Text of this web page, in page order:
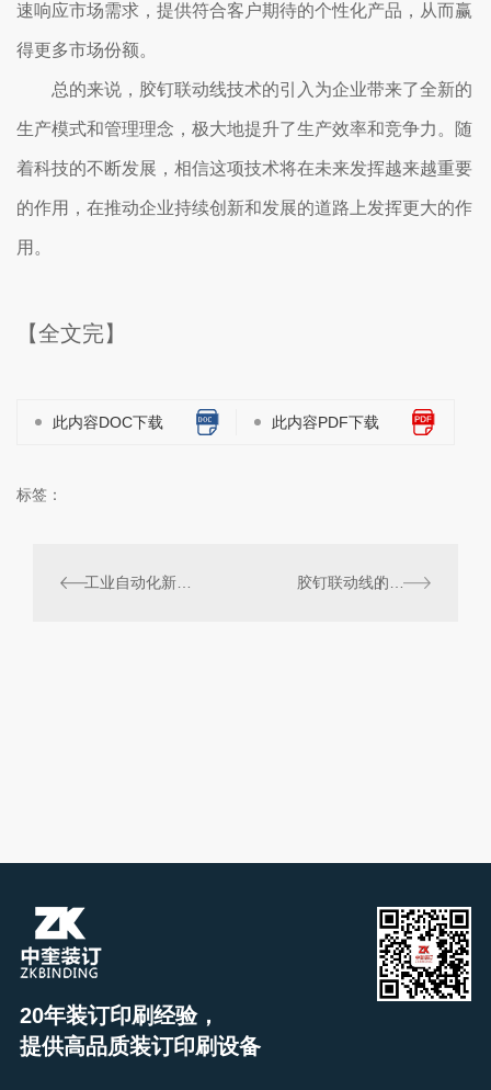
速响应市场需求，提供符合客户期待的个性化产品，从而赢
得更多市场份额。
总的来说，胶钉联动线技术的引入为企业带来了全新的
生产模式和管理理念，极大地提升了生产效率和竞争力。随
着科技的不断发展，相信这项技术将在未来发挥越来越重要
的作用，在推动企业持续创新和发展的道路上发挥更大的作
用。
【全文完】
此内容DOC下载 此内容PDF下载
标签：
工业自动化新趋势：胶钉联动线的发展前景 胶钉联动线的工作原理解析
20年装订印刷经验，
提供高品质装订印刷设备